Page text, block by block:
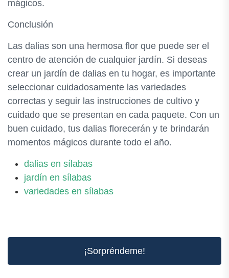
mágicos.
Conclusión
Las dalias son una hermosa flor que puede ser el
centro de atención de cualquier jardín. Si deseas
crear un jardín de dalias en tu hogar, es importante
seleccionar cuidadosamente las variedades
correctas y seguir las instrucciones de cultivo y
cuidado que se presentan en cada paquete. Con un
buen cuidado, tus dalias florecerán y te brindarán
momentos mágicos durante todo el año.
dalias en sílabas
jardín en sílabas
variedades en sílabas
¡Sorpréndeme!